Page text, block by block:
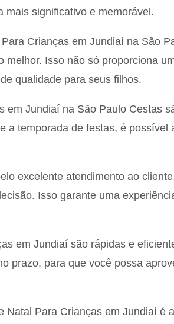
mais significativo e memorável.
Crianças em Jundiaí na São
Isso não só proporciona
qualidade para seus filhos.
em Jundiaí na São Paulo Cestas
a temporada de festas, é
excelente atendimento ao
Isso garante uma
em Jundiaí são rápidas e
prazo, para que você possa
Natal Para Crianças em Jundiaí